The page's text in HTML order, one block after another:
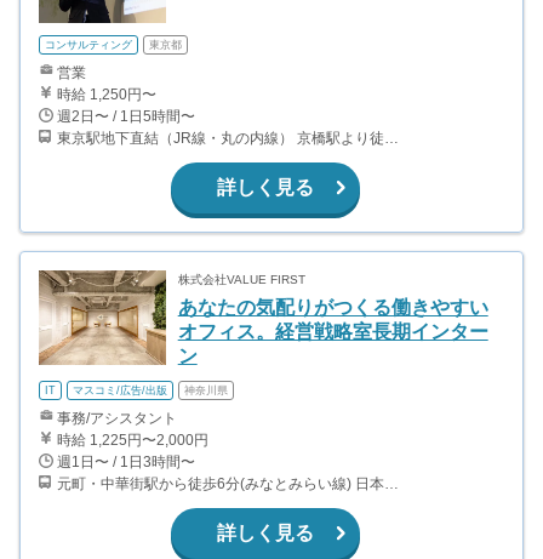
コンサルティング 東京都
営業
時給 1,250円〜
週2日〜 / 1日5時間〜
詳しく見る
株式会社VALUE FIRST
あなたの気配りがつくる働きやすい
オフィス。経営戦略室長期インター
ン
IT マスコミ/広告/出版 神奈川県
事務/アシスタント
時給 1,225円〜2,000円
週1日〜 / 1日3時間〜
元町・中華街駅から徒歩6分(みなとみらい線) 日本大通り駅から徒歩7分(みなとみらい線)
詳しく見る